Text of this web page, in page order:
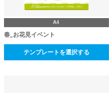
A4
春_お花見イベント
テンプレートを選択する